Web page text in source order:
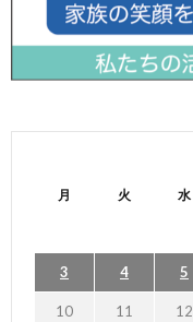
月 火 水
3 4 5
10 11 12